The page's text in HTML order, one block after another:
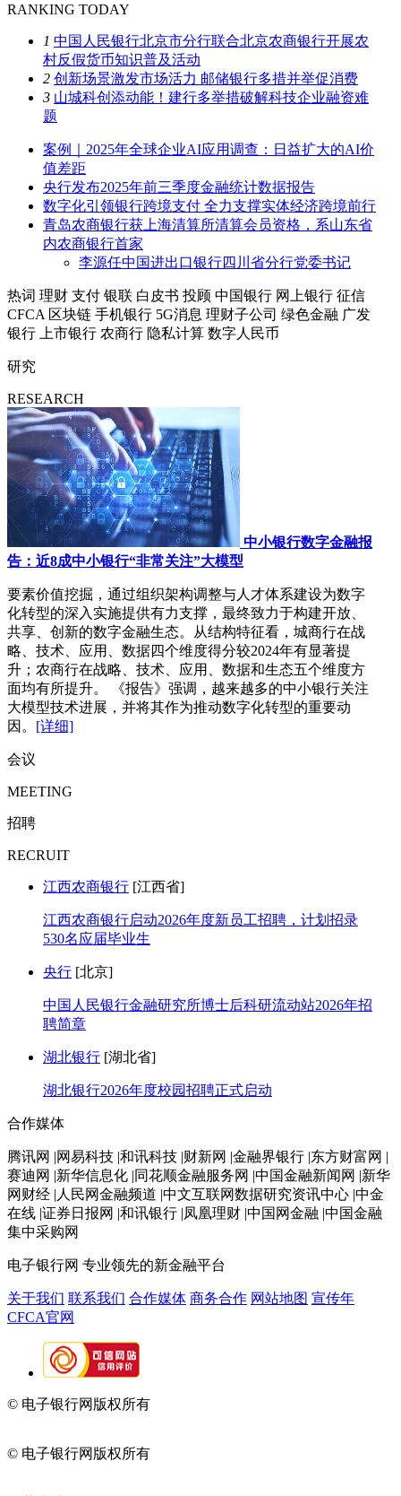
RANKING TODAY
1 中国人民银行北京市分行联合北京农商银行开展农
村反假货币知识普及活动
2 创新场景激发市场活力 邮储银行多措并举促消费
3 山城科创添动能！建行多举措破解科技企业融资难
题
案例｜2025年全球企业AI应用调查：日益扩大的AI价
值差距
央行发布2025年前三季度金融统计数据报告
数字化引领银行跨境支付 全力支撑实体经济跨境前行
青岛农商银行获上海清算所清算会员资格，系山东省
内农商银行首家
李源任中国进出口银行四川省分行党委书记
热词 理财 支付 银联 白皮书 投顾 中国银行 网上银行 征信
CFCA 区块链 手机银行 5G消息 理财子公司 绿色金融 广发
银行
上市银行 农商行 隐私计算 数字人民币
研究
RESEARCH
中小银行数字金融报
告：近8成中小银行“非常关注”大模型
要素价值挖掘，通过组织架构调整与人才体系建设为数字
化转型的深入实施提供有力支撑，最终致力于构建开放、
共享、创新的数字金融生态。从结构特征看，城商行在战
略、技术、应用、数据四个维度得分较2024年有显著提
升；农商行在战略、技术、应用、数据和生态五个维度方
面均有所提升。 《报告》强调，越来越多的中小银行关注
大模型技术进展，并将其作为推动数字化转型的重要动
因。 [详细]
会议
MEETING
招聘
RECRUIT
江西农商银行 [江西省]
江西农商银行启动2026年度新员工招聘，计划招录
530名应届毕业生
央行 [北京]
中国人民银行金融研究所博士后科研流动站2026年招
聘简章
湖北银行 [湖北省]
湖北银行2026年度校园招聘正式启动
合作媒体
腾讯网 |网易科技 |和讯科技 |财新网 |金融界银行 |东方财富网 |
赛迪网 |新华信息化 |同花顺金融服务网 |中国金融新闻网 |新华
网财经 |人民网金融频道 |中文互联网数据研究资讯中心 |中金
在线 |证券日报网 |和讯银行 |凤凰理财 |中国网金融 |中国金融
集中采购网
电子银行网 专业领先的新金融平台
关于我们 联系我们 合作媒体 商务合作 网站地图 宣传年
CFCA官网
© 电子银行网版权所有
© 电子银行网版权所有